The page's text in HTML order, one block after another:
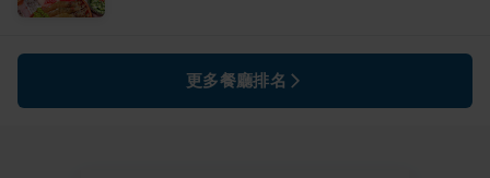
更多餐廳排名